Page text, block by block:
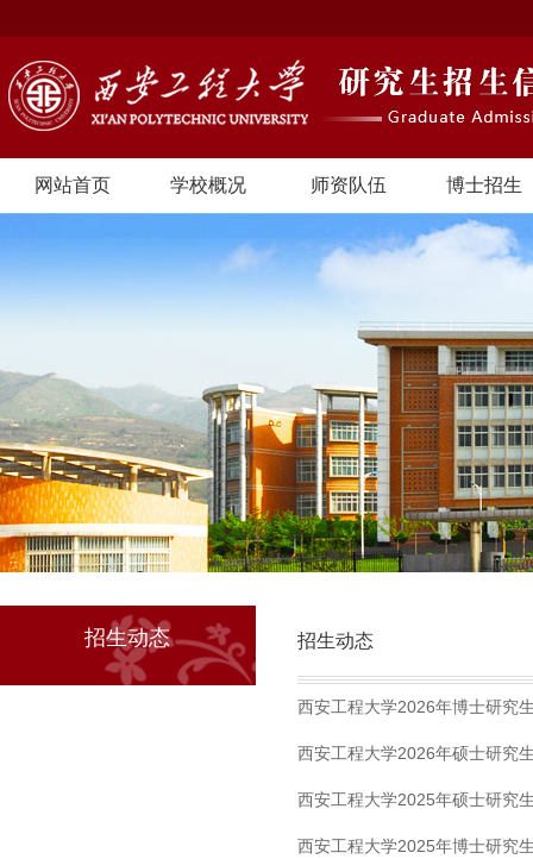
网站首页 学校概况 师资队伍 博士招生
招生动态 招生动态
西安工程大学2026年博士研究
西安工程大学2026年硕士研究
西安工程大学2025年硕士研究
西安工程大学2025年博士研究